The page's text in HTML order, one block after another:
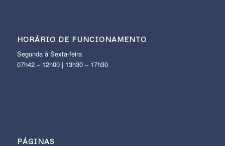
HORÁRIO DE FUNCIONAMENTO
Segunda à Sexta-feira
07h42 – 12h00 | 13h30 – 17h30
PÁGINAS